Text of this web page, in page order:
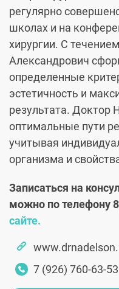
регулярно
школах и на
хирургии. С
Александрович
определенные
эстетичность и
результата. Доктор
оптимальные пути
учитывая
организма и
Записаться на
можно по телефону
сайте.
7 (926) 760-63-53